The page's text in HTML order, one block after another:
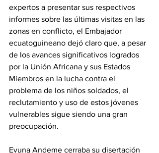
expertos a presentar sus respectivos
informes sobre las últimas visitas en las
zonas en conflicto, el Embajador
ecuatoguineano dejó claro que, a pesar
de los avances significativos logrados
por la Unión Africana y sus Estados
Miembros en la lucha contra el
problema de los niños soldados, el
reclutamiento y uso de estos jóvenes
vulnerables sigue siendo una gran
preocupación.
Evuna Andeme cerraba su disertación